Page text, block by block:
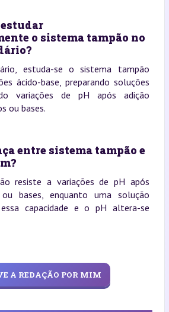
estudar
o sistema tampão no
estuda-se o sistema tampão
ácido-base, preparando soluções
variações de pH após adição
ou bases.
entre sistema tampão e
resiste a variações de pH após
bases, enquanto uma solução
capacidade e o pH altera-se
A REDAÇÃO POR MIM